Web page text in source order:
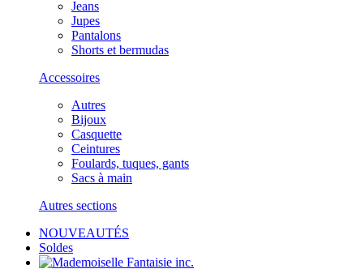
Jeans
Jupes
Pantalons
Shorts et bermudas
Accessoires
Autres
Bijoux
Casquette
Ceintures
Foulards, tuques, gants
Sacs à main
Autres sections
NOUVEAUTÉS
Soldes